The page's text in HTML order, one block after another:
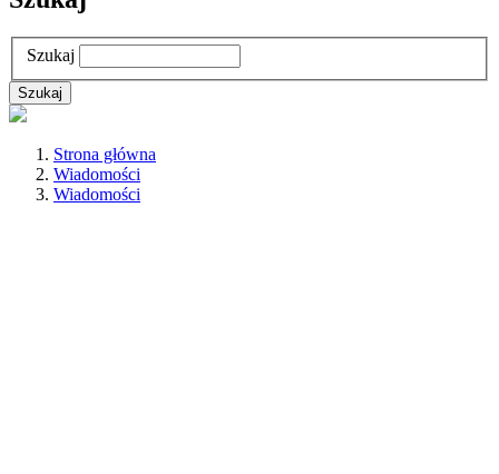
Szukaj
Strona główna
Wiadomości
Wiadomości